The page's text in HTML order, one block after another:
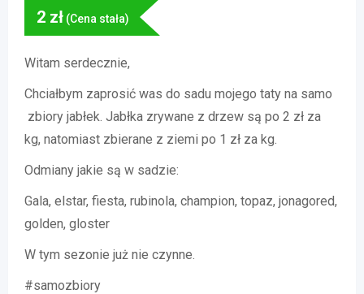
2 zł (Cena stała)
Witam serdecznie,
Chciałbym zaprosić was do sadu mojego taty na samo
zbiory jabłek. Jabłka zrywane z drzew są po 2 zł za
kg, natomiast zbierane z ziemi po 1 zł za kg.
Odmiany jakie są w sadzie:
Gala, elstar, fiesta, rubinola, champion, topaz, jonagored,
golden, gloster
W tym sezonie już nie czynne.
#samozbiory